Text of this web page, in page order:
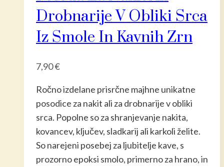
Drobnarije V Obliki Srca
Iz Smole In Kavnih Zrn
7,90€
Ročno izdelane prisrčne majhne unikatne
posodice za nakit ali za drobnarije v obliki
srca. Popolne so za shranjevanje nakita,
kovancev, ključev, sladkarij ali karkoli želite.
So narejeni posebej za ljubitelje kave, s
prozorno epoksi smolo, primerno za hrano, in